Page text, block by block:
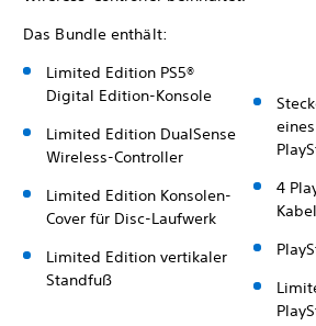
Das Bundle enthält:
Limited Edition PS5®
Digital Edition-Konsole
Limited Edition DualSense
Wireless-Controller
Limited Edition Konsolen-
Cover für Disc-Laufwerk
Limited Edition vertikaler
Standfuß
4